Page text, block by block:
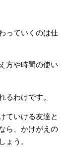
っていくのは仕
方や時間の使い
るわけです。
ていける友達と
ら、かけがえの
ょう。